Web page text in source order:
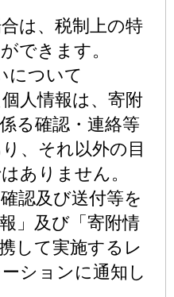
は、税制上の特
できます。
について
人情報は、寄附
る確認・連絡等
、それ以外の目
ありません。
認及び送付等を
」及び「寄附情
して実施するレ
ションに通知し